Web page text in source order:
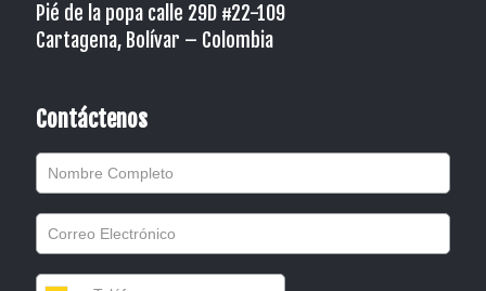
Pié de la popa calle 29D #22-109
Cartagena, Bolívar – Colombia
Contáctenos